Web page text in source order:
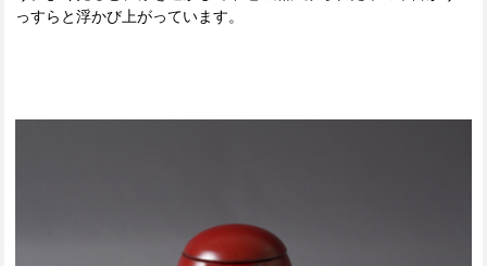
っすらと浮かび上がっています。